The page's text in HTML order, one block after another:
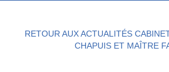
RETOUR AUX ACTUALITÉS
CHAPUIS ET MAÎTRE